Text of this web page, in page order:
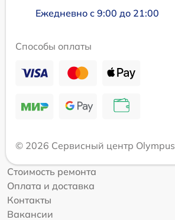
Ежедневно с 9:00 до 21:00
Способы оплаты
© 2026 Сервисный центр Olympus
Стоимость ремонта
Оплата и доставка
Контакты
Вакансии